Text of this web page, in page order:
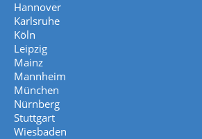
Hannover
Karlsruhe
Köln
Leipzig
Mainz
Mannheim
München
Nürnberg
Stuttgart
Wiesbaden